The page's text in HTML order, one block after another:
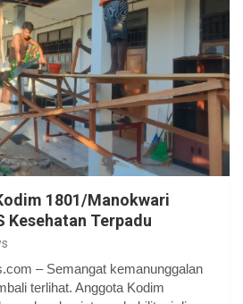
1801/Manokwari
Kesehatan Terpadu
– Semangat kemanunggalan
terlihat. Anggota Kodim